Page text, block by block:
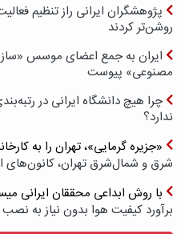
پژوهشگران ایرانی راز تنظیم
روشن‌تر کردند
ایران به جمع اعضای موسس
مصنوعی» پیوست
ندارد؟
«جزیره گرمایی»، تهران را به
شرق و شمال‌شرق تهران، کانون‌های
با روش ابداعی محققان ایرانی
برآورد کیفیت هوا بدون نیاز به